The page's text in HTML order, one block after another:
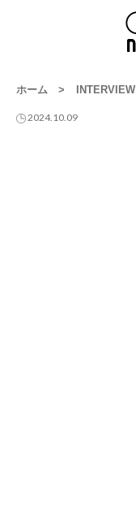
ホーム > INTERVIEW
2024.10.09